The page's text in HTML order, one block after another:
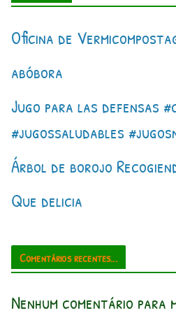
Oficina de
abóbora
Jugo para las defensas
#jugossaludables
Árbol de borojo
Que delicia
Comentários recentes...
Nenhum comentário para